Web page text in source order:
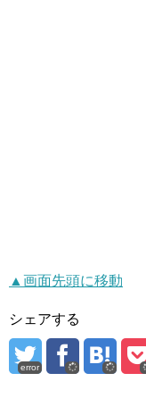
▲画面先頭に移動
シェアする
error